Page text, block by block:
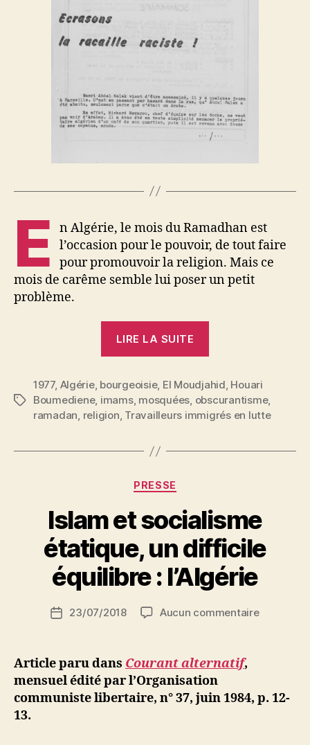
E
n Algérie, le mois du Ramadhan est
l’occasion pour le pouvoir, de tout faire
pour promouvoir la religion. Mais ce
mois de carême semble lui poser un petit
problème.
LIRE LA SUITE
service
de
la
Étiquettes
1977, Algérie, bourgeoisie, El Moudjahid, Houari
Boumediene, imams, mosquées, obscurantisme,
ramadan, religion, Travailleurs immigrés en lutte
Catégories
PRESSE
Islam et socialisme
étatique, un difficile
équilibre : l’Algérie
de
a
r
S
N
ji
b
Date23/07/2018 Aucun commentairesur
difficile
Article paru dans Courant alternatif,
mensuel édité par l’Organisation
communiste libertaire, n° 37, juin 1984, p. 12-
13.